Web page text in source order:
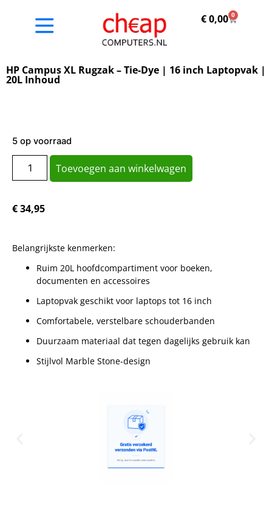
€0,00 0
HP Campus XL Rugzak – Tie-Dye | 16 inch Laptopvak |
20L Inhoud
5 op voorraad
Toevoegen aan winkelwagen
€34,95
Belangrijkste kenmerken:
Ruim 20L hoofdcompartiment voor boeken,
documenten en accessoires
Laptopvak geschikt voor laptops tot 16 inch
Comfortabele, verstelbare schouderbanden
Duurzaam materiaal dat tegen dagelijks gebruik kan
Stijlvol Marble Stone-design